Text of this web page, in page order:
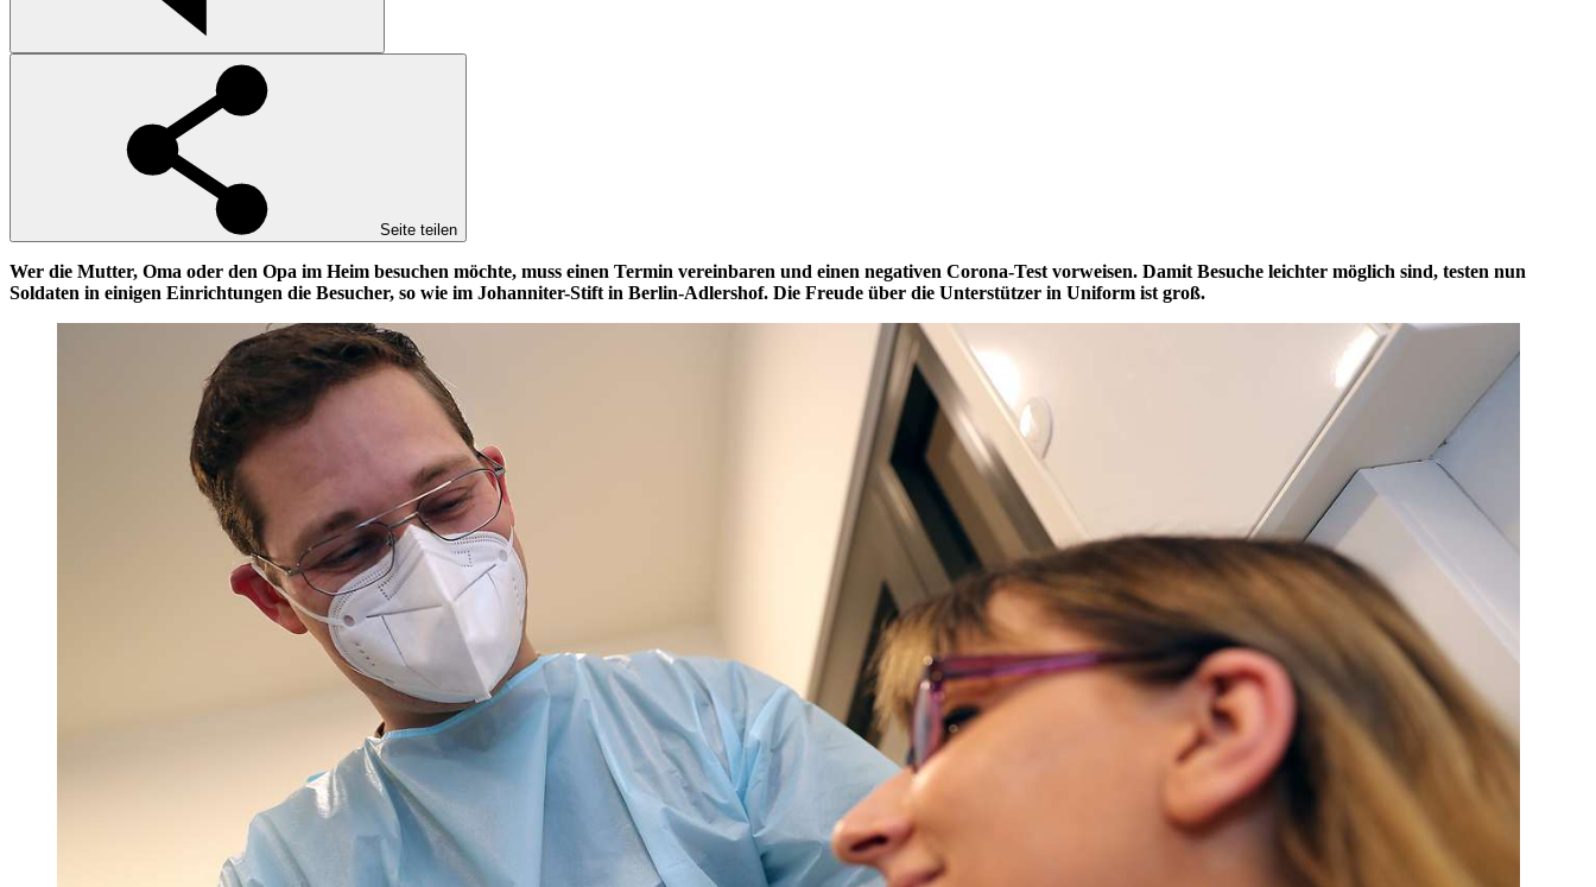
Seite teilen
Wer die Mutter, Oma oder den Opa im Heim besuchen möchte, muss einen Termin vereinbaren und einen negativen Corona-Test vorweisen. Damit Besuche leichter möglich sind, testen nun
Soldaten in einigen Einrichtungen die Besucher, so wie im Johanniter-Stift in Berlin-Adlershof. Die Freude über die Unterstützer in Uniform ist groß.